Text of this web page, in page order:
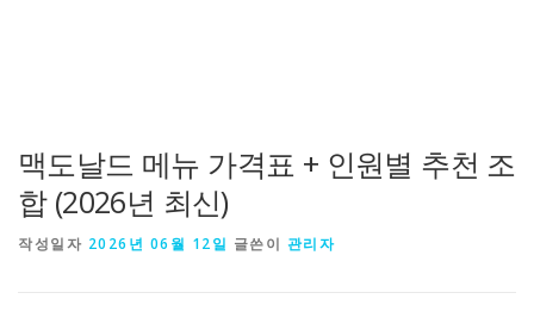
맥도날드 메뉴 가격표 + 인원별 추천 조
합 (2026년 최신)
작성일자 2026년 06월 12일 글쓴이 관리자